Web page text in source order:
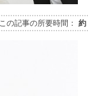
この記事の所要時間： 約